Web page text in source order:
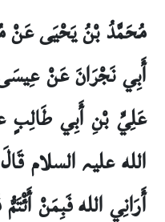
مُحَمَّدُ بْنُ يَحْيَى عَنْ
أَبِي نَجْرَانَ عَنْ
عَلِيِّ بْنِ أَبِي طَالِبٍ
الله علیہ السلام
أَرَانِي الله فَبِمَنْ